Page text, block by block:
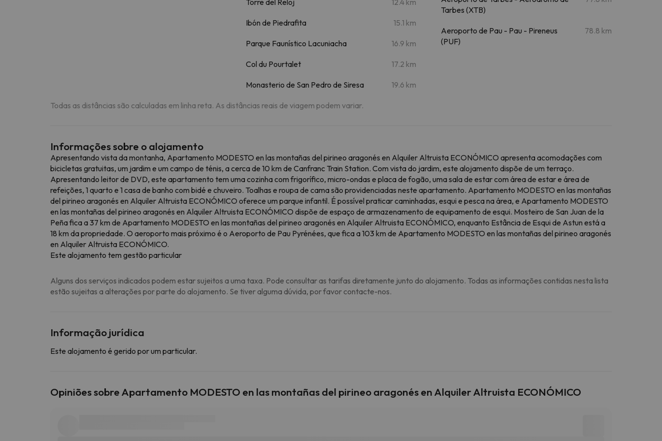
Ibón de Piedrafita 15.1 km
Parque Faunístico Lacuniacha 16.9 km
Col du Pourtalet 17.2 km
Monasterio de San Pedro de Siresa 19.6 km
Tarbes (XTB)
Aeroporto de Pau - Pau - Pireneus
(PUF)
78.8 km
Todas as distâncias são calculadas em linha reta. As distâncias reais de viagem podem variar.
Informações sobre o alojamento
Apresentando vista da montanha, Apartamento MODESTO en las montañas del pirineo aragonés en Alquiler Altruista ECONÓMICO apresenta acomodações com
bicicletas gratuitas, um jardim e um campo de ténis, a cerca de 10 km de Canfranc Train Station. Com vista do jardim, este alojamento dispõe de um terraço.
Apresentando leitor de DVD, este apartamento tem uma cozinha com frigorífico, micro-ondas e placa de fogão, uma sala de estar com área de estar e área de
refeições, 1 quarto e 1 casa de banho com bidé e chuveiro. Toalhas e roupa de cama são providenciadas neste apartamento. Apartamento MODESTO en las montañas
del pirineo aragonés en Alquiler Altruista ECONÓMICO oferece um parque infantil. É possível praticar caminhadas, esqui e pesca na área, e Apartamento MODESTO
en las montañas del pirineo aragonés en Alquiler Altruista ECONÓMICO dispõe de espaço de armazenamento de equipamento de esqui. Mosteiro de San Juan de la
Peña fica a 37 km de Apartamento MODESTO en las montañas del pirineo aragonés en Alquiler Altruista ECONÓMICO, enquanto Estância de Esqui de Astun está a
18 km da propriedade. O aeroporto mais próximo é o Aeroporto de Pau Pyrénées, que fica a 103 km de Apartamento MODESTO en las montañas del pirineo aragonés
en Alquiler Altruista ECONÓMICO.
Este alojamento tem gestão particular
Alguns dos serviços indicados podem estar sujeitos a uma taxa. Pode consultar as tarifas diretamente junto do alojamento. Todas as informações contidas nesta lista
estão sujeitas a alterações por parte do alojamento. Se tiver alguma dúvida, por favor contacte-nos.
Informação jurídica
Este alojamento é gerido por um particular.
Opiniões sobre Apartamento MODESTO en las montañas del pirineo aragonés en Alquiler Altruista ECONÓMICO